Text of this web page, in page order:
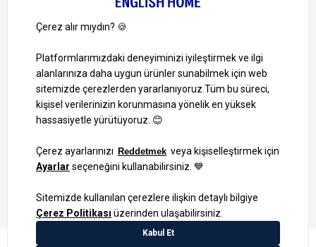
1000 TL ve Üzeri Alışverişlerinizde Kargo Bedava!
Bilgi Toplum Hizmetleri
KVKK Veri İşleme Politikamız
Site Haritası